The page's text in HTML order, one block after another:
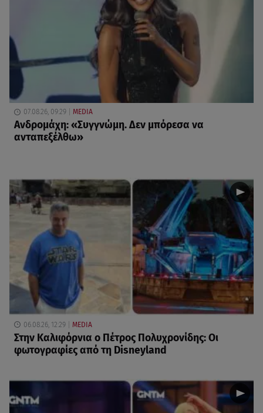
07.08.26, 09:29 MEDIA
Ανδρομάχη: «Συγγνώμη. Δεν μπόρεσα να
ανταπεξέλθω»
06.08.26, 12:29 MEDIA
Στην Καλιφόρνια ο Πέτρος Πολυχρονίδης: Οι
φωτογραφίες από τη Disneyland